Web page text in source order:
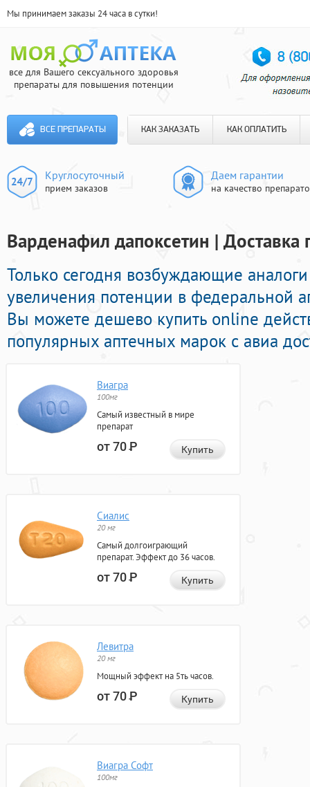
Мы принимаем заказы 24 часа в сутки!
все для Вашего сексуального здоровья
препараты для повышения потенции
ВСЕ ПРЕПАРАТЫ КАК ЗАКАЗАТЬ КАК ОПЛАТИТЬ
Круглосуточный
прием заказов
Даем гарантии
на качество
Варденафил дапоксетин | Доставка
Только сегодня возбуждающие
увеличения потенции в федеральной
Вы можете дешево купить online
популярных аптечных марок с авиа
Виагра
100мг
Самый известный в мире
препарат
от 70Р Купить
Сиалис
20 мг
Самый долгоиграющий
препарат. Эффект до 36 часов.
от 70Р Купить
Левитра
20 мг
Мощный эффект на 5ть часов.
от 70Р Купить
Виагра Софт
100мг